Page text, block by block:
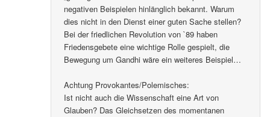
negativen Beispielen hinlänglich bekannt. Warum
dies nicht in den Dienst einer guten Sache stellen?
Bei der friedlichen Revolution von `89 haben
Friedensgebete eine wichtige Rolle gespielt, die
Bewegung um Gandhi wäre ein weiteres Beispiel…
Achtung Provokantes/Polemisches:
Ist nicht auch die Wissenschaft eine Art von
Glauben? Das Gleichsetzen des momentanen